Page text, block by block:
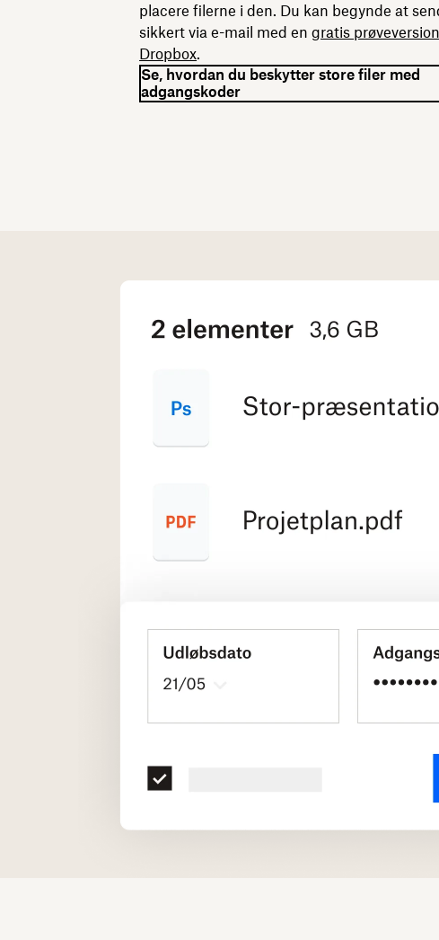
placere filerne i den. Du kan begynde at
sikkert via e-mail med engratis
Dropbox.
Se, hvordan du beskytter store filer med
adgangskoder